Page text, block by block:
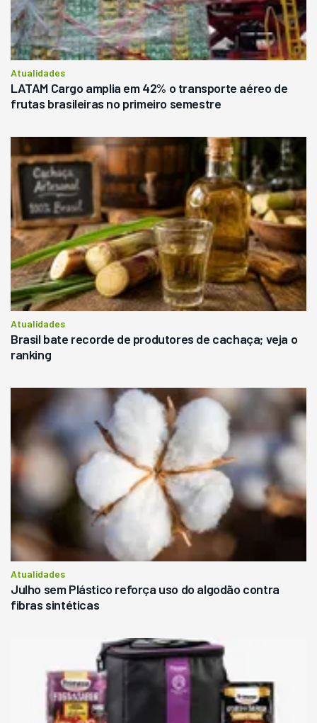
Atualidades
LATAM Cargo amplia em 42% o transporte aéreo de
frutas brasileiras no primeiro semestre
Atualidades
Brasil bate recorde de produtores de cachaça; veja o
ranking
Atualidades
Julho sem Plástico reforça uso do algodão contra
fibras sintéticas